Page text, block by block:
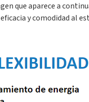
que aparece a
y comodidad al